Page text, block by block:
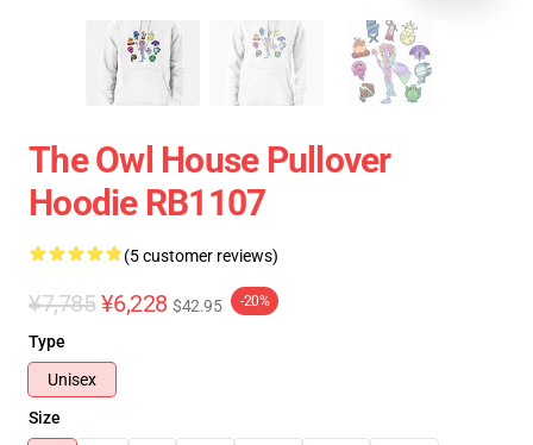
The Owl House Pullover
Hoodie RB1107
(5 customer reviews)
¥7,785 ¥6,228 $42.95 -20%
Type
Unisex
Size